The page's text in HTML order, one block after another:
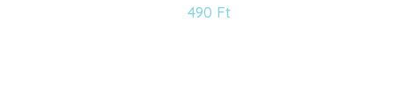
490 Ft